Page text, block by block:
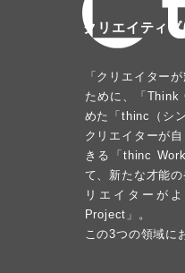
クリエイティ
「クリエイター
ために、「Think
めた「thinc（シ
クリエイターが
きる「thinc
て、新たな才能
リエイターが
Project」。
この3つの領域に